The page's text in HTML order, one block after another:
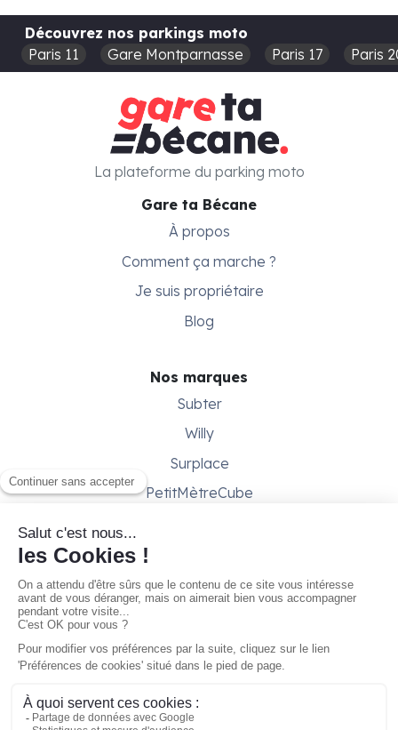
Découvrez nos parkings moto
Paris 11
Gare Montparnasse Paris 17 Paris
Gare ta Bécane
À propos
Comment ça marche ?
Je suis propriétaire
Blog
Nos marques
Subter
Willy
Surplace
PetitMètreCube
Besoin d'aide ?
Conditions générales
Gestion des cookies
La plateforme du parking moto